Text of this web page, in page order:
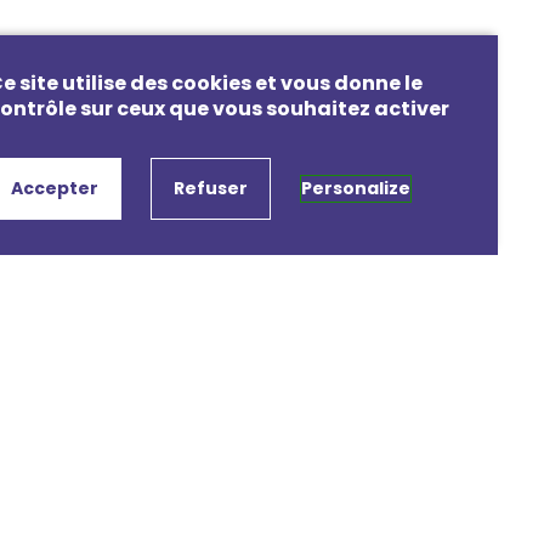
site utilise des cookies et vous donne le
sur ceux que vous souhaitez activer
Accepter Refuser Personalize